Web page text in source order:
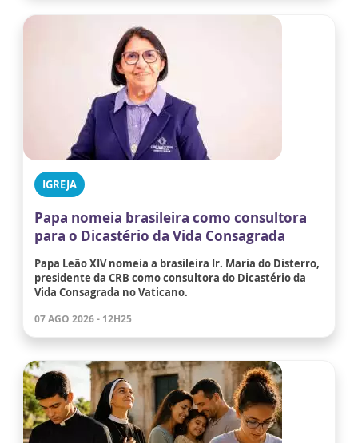
IGREJA
Papa nomeia brasileira como consultora
para o Dicastério da Vida Consagrada
Papa Leão XIV nomeia a brasileira Ir. Maria do Disterro,
presidente da CRB como consultora do Dicastério da
Vida Consagrada no Vaticano.
07 AGO 2026 - 12H25